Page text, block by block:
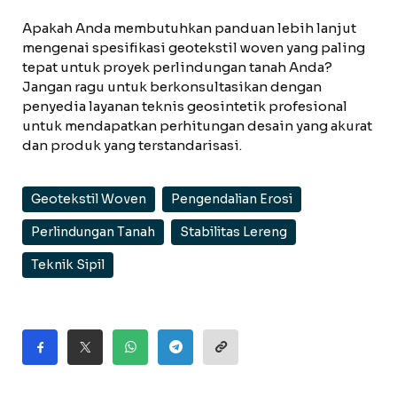
Apakah Anda membutuhkan panduan lebih lanjut
mengenai spesifikasi geotekstil woven yang paling
tepat untuk proyek perlindungan tanah Anda?
Jangan ragu untuk berkonsultasikan dengan
penyedia layanan teknis geosintetik profesional
untuk mendapatkan perhitungan desain yang akurat
dan produk yang terstandarisasi.
Geotekstil Woven Pengendalian Erosi
Perlindungan Tanah Stabilitas Lereng
Teknik Sipil